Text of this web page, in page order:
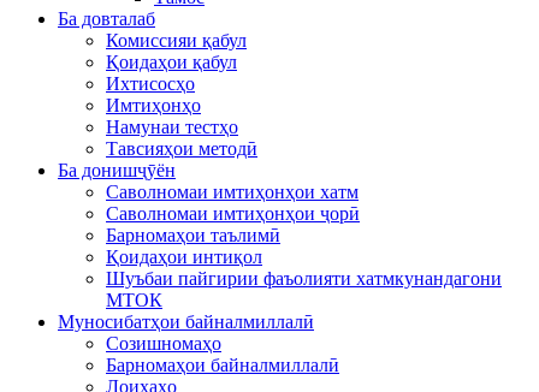
Ба довталаб
Комиссияи қабул
Қоидаҳои қабул
Ихтисосҳо
Имтиҳонҳо
Намунаи тестҳо
Тавсияҳои методӣ
Ба донишҷӯён
Саволномаи имтиҳонҳои хатм
Саволномаи имтиҳонҳои ҷорӣ
Барномаҳои таълимӣ
Қоидаҳои интиқол
Шуъбаи пайгирии фаъолияти хатмкунандагони
МТОК
Муносибатҳои байналмиллалӣ
Созишномаҳо
Барномаҳои байналмиллалӣ
Лоиҳаҳо